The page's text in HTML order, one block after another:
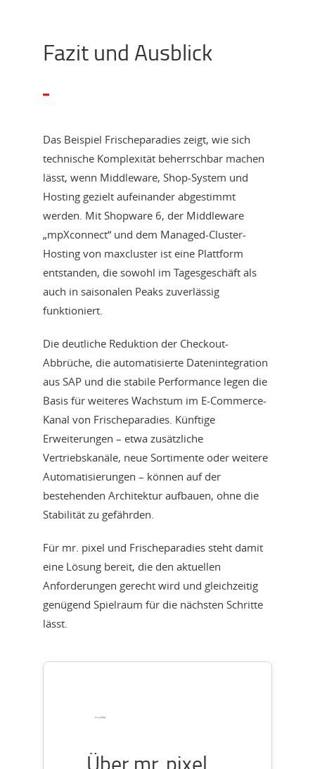
Fazit und Ausblick
Das Beispiel Frischeparadies zeigt, wie sich
technische Komplexität beherrschbar machen
lässt, wenn Middleware, Shop-System und
Hosting gezielt aufeinander abgestimmt
werden. Mit Shopware 6, der Middleware
„mpXconnect“ und dem Managed-Cluster-
Hosting von maxcluster ist eine Plattform
entstanden, die sowohl im Tagesgeschäft als
auch in saisonalen Peaks zuverlässig
funktioniert.
Die deutliche Reduktion der Checkout-
Abbrüche, die automatisierte Datenintegration
aus SAP und die stabile Performance legen die
Basis für weiteres Wachstum im E-Commerce-
Kanal von Frischeparadies. Künftige
Erweiterungen – etwa zusätzliche
Vertriebskanäle, neue Sortimente oder weitere
Automatisierungen – können auf der
bestehenden Architektur aufbauen, ohne die
Stabilität zu gefährden.
Für mr. pixel und Frischeparadies steht damit
eine Lösung bereit, die den aktuellen
Anforderungen gerecht wird und gleichzeitig
genügend Spielraum für die nächsten Schritte
lässt.
Über mr. pixel